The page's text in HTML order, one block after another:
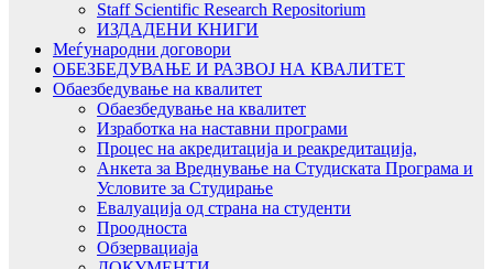
Staff Scientific Research Repositorium
ИЗДАДЕНИ КНИГИ
Меѓународни договори
ОБЕЗБЕДУВАЊЕ И РАЗВОЈ НА КВАЛИТЕТ
Обаезбедување на квалитет
Обаезбедување на квалитет
Изработка на наставни програми
Процес на акредитација и реакредитација,
Анкета за Вреднување на Студиската Програма и
Условите за Студирање
Евалуација од страна на студенти
Проодноста
Обзервациаја